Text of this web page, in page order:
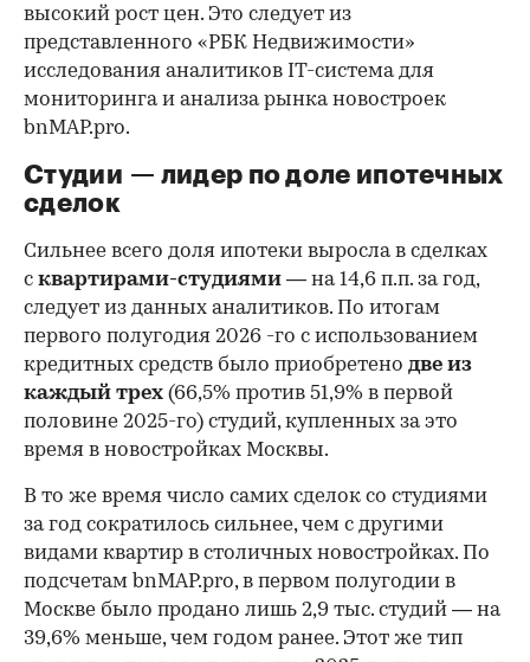
высокий рост цен. Это следует из
представленного «РБК Недвижимости»
исследования аналитиков IT-система для
мониторинга и анализа рынка новостроек
bnMAP.pro.
Студии — лидер по доле ипотечных
сделок
Сильнее всего доля ипотеки выросла в сделках
с квартирами-студиями — на 14,6 п.п. за год,
следует из данных аналитиков. По итогам
первого полугодия 2026 -го с использованием
кредитных средств было приобретено две из
каждый трех (66,5% против 51,9% в первой
половине 2025-го) студий, купленных за это
время в новостройках Москвы.
В то же время число самих сделок со студиями
за год сократилось сильнее, чем с другими
видами квартир в столичных новостройках. По
подсчетам bnMAP.pro, в первом полугодии в
Москве было продано лишь 2,9 тыс. студий — на
39,6% меньше, чем годом ранее. Этот же тип